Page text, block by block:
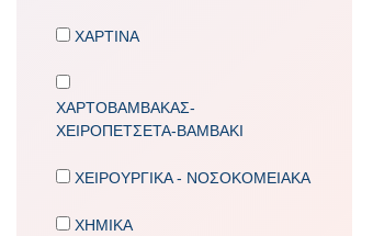
ΧΑΡΤΙΝΑ
ΧΑΡΤΟΒΑΜΒΑΚΑΣ-
ΧΕΙΡΟΠΕΤΣΕΤΑ-ΒΑΜΒΑΚΙ
ΧΕΙΡΟΥΡΓΙΚΑ - ΝΟΣΟΚΟΜΕΙΑΚΑ
ΧΗΜΙΚΑ